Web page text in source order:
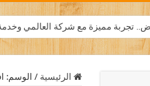
تجربة مميزة مع شركة العالمي
الرئيسية / الوسم: